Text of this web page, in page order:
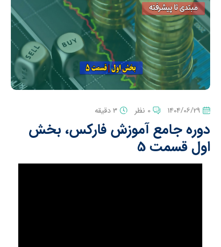
1404/06/29 0 نظر 3 دقیقه
دوره جامع آموزش فارکس، بخش
اول قسمت 5